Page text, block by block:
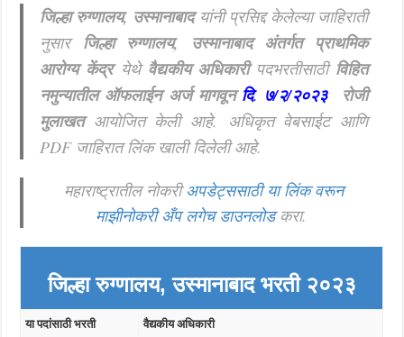
जिल्हा रुग्णालय, उस्मानाबादयांनी प्रसिद्द केलेल्या जाहिराती
नुसार जिल्हा रुग्णालय, उस्मानाबादअंतर्गत प्राथमिक
आरोग्य केंद्र येथेवैद्यकीय अधिकारी पदभरतीसाठी विहित
नमुन्यातील ऑफलाईन अर्ज मागवूनदि. ७/२/२०२३
रोजी
मुलाखत आयोजित केली आहे.
अधिकृत वेबसाईट आणि
PDF जाहिरात लिंक खाली दिलेली आहे.
महाराष्ट्रातील नोकरीअपडेट्ससाठी या लिंक वरून
माझीनोकरी अँप लगेच डाउनलोडकरा.
जिल्हा रुग्णालय, उस्मानाबाद भरती २०२३
या पदांसाठी भरती वैद्यकीय अधिकारी